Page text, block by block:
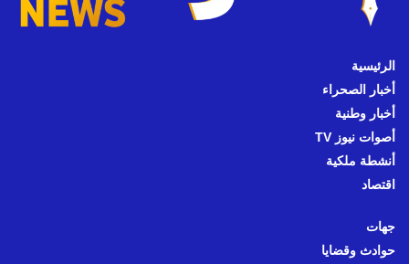
الرئيسية
أخبار الصحراء
أخبار وطنية
أصوات نيوز TV
أنشطة ملكية
اقتصاد
جهات
حوادث وقضايا